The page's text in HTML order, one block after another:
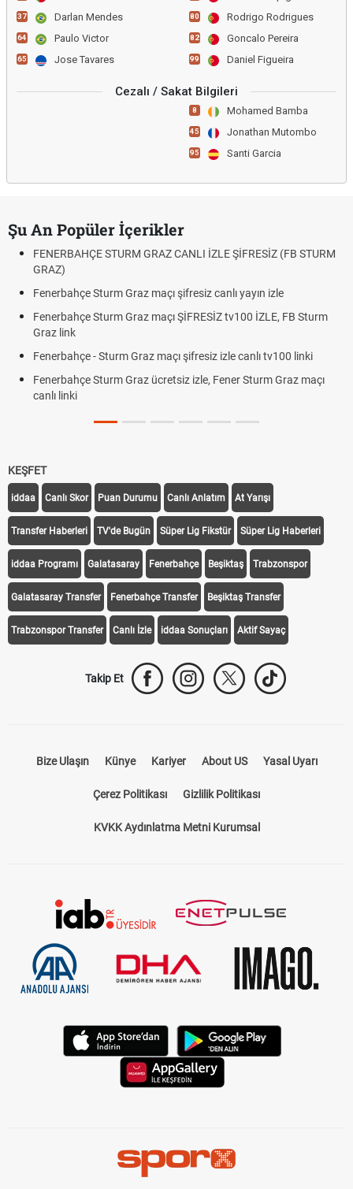
37 Darlan Mendes
64 Paulo Victor
65 Jose Tavares
80 Rodrigo Rodrigues
82 Goncalo Pereira
99 Daniel Figueira
Cezalı / Sakat Bilgileri
8 Mohamed Bamba
45 Jonathan Mutombo
95 Santi Garcia
Şu An Popüler İçerikler
FENERBAHÇE STURM GRAZ CANLI İZLE ŞİFRESİZ (FB STURM
GRAZ)
Fenerbahçe Sturm Graz maçı şifresiz canlı yayın izle
Fenerbahçe Sturm Graz maçı ŞİFRESİZ tv100 İZLE, FB Sturm
Graz link
Fenerbahçe - Sturm Graz maçı şifresiz izle canlı tv100 linki
Fenerbahçe Sturm Graz ücretsiz izle, Fener Sturm Graz maçı
canlı linki
KEŞFET
iddaa Canlı Skor Puan Durumu Canlı Anlatım At Yarışı
Transfer Haberleri TV'de Bugün Süper Lig Fikstür Süper Lig Haberleri
iddaa Programı Galatasaray Fenerbahçe Beşiktaş Trabzonspor
Galatasaray Transfer Fenerbahçe Transfer Beşiktaş Transfer
Trabzonspor Transfer Canlı İzle iddaa Sonuçları Aktif Sayaç
Takip Et
Bize Ulaşın Künye Kariyer About US Yasal Uyarı
Çerez Politikası Gizlilik Politikası
KVKK Aydınlatma Metni Kurumsal